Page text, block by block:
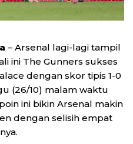
– Arsenal lagi-lagi tampil
ini The Gunners sukses
dengan skor tipis 1-0
(26/10) malam waktu
ini bikin Arsenal makin
dengan selisih empat